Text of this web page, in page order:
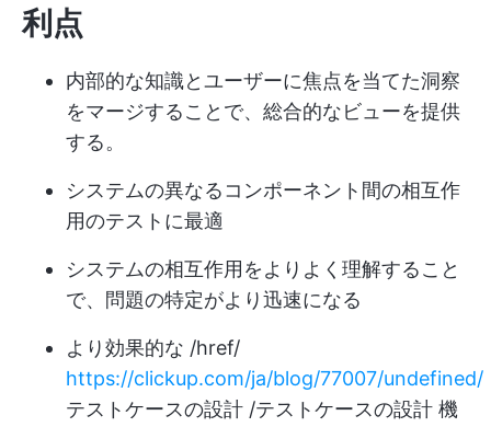
利点
内部的な知識とユーザーに焦点を当てた洞察
をマージすることで、総合的なビューを提供
する。
システムの異なるコンポーネント間の相互作
用のテストに最適
システムの相互作用をよりよく理解すること
で、問題の特定がより迅速になる
より効果的な /href/
https://clickup.com/ja/blog/77007/undefined/
テストケースの設計 /テストケースの設計 機